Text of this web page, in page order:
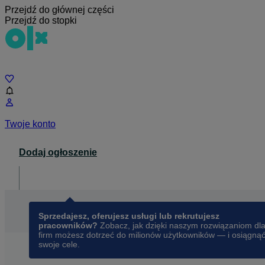
Przejdź do głównej części
Przejdź do stopki
Twoje konto
Dodaj ogłoszenie
Sprzedajesz, oferujesz usługi lub rekrutujesz
pracowników? Zobacz, jak dzięki naszym rozwiązaniom dla
firm możesz dotrzeć do milionów użytkowników — i osiągnąć
swoje cele.